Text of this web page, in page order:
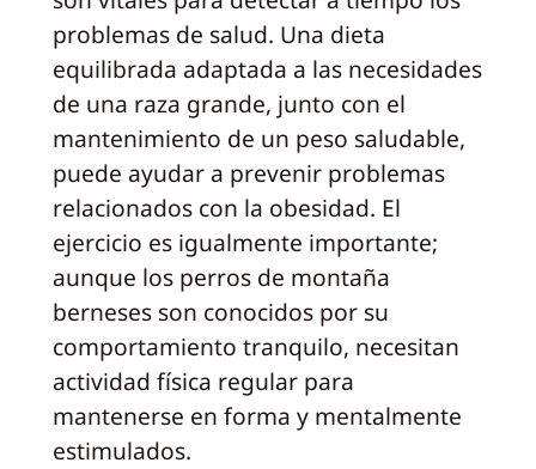
problemas de salud. Una dieta
equilibrada adaptada a las necesidades
de una raza grande, junto con el
mantenimiento de un peso saludable,
puede ayudar a prevenir problemas
relacionados con la obesidad. El
ejercicio es igualmente importante;
aunque los perros de montaña
berneses son conocidos por su
comportamiento tranquilo, necesitan
actividad física regular para
mantenerse en forma y mentalmente
estimulados.